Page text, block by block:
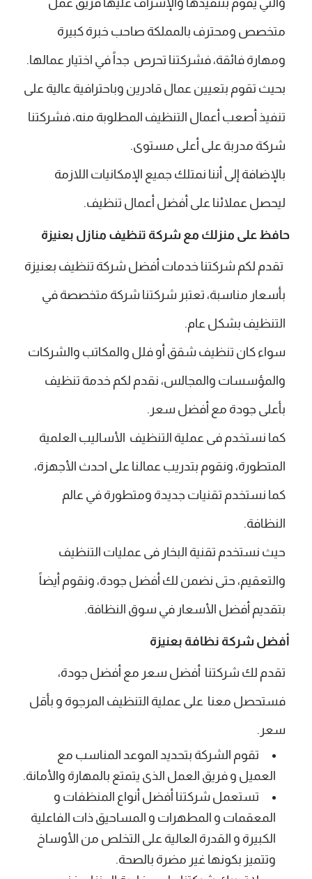
متخصص ومحترف بالمملكة صاحب خبرة كبيرة
ومهارة فائقة، فشركتنا تحرص جداً في اختيار عمالها.
بحيث تقوم بتعيين عمال قادرين وباحترافية عالية على
تنفيذ أصعب أعمال التنظيف المطلوبة منه، فشركتنا
شركة مدربة على أعلى مستوى.
بالإضافة إلى أننا نمتلك جميع الإمكانيات اللازمة
ليحصل عملائنا على أفضل أعمال تنظيف.
حافظ على منزلك مع شركة تنظيف منازل بعنيزة
تقدم لكم شركتنا خدمات أفضل شركة تنظيف بعنيزة
بأسعار مناسبة، تعتبر شركتنا شركة متخصصة في
التنظيف بشكل عام.
سواء كان تنظيف شقق أو فلل والمكاتب والشركات
والمؤسسات والمجالس، نقدم لكم خدمة تنظيف
بأعلى جودة مع أفضل سعر.
كما نستخدم فى عملية التنظيف الأساليب العلمية
المتطورة، ونقوم بتدريب عمالنا على احدث الأجهزة،
كما نستخدم تقنيات جديدة ومتطورة في عالم
النظافة.
حيث نستخدم تقنية البخار فى عمليات التنظيف
والتعقيم، حتى نضمن لك أفضل جودة، ونقوم أيضاً
بتقديم أفضل الأسعار في سوق النظافة.
أفضل شركة نظافة بعنيزة
تقدم لك شركتنا أفضل سعر مع أفضل جودة،
فستحصل معنا على عملية التنظيف المرجوة و بأقل
سعر.
تقوم الشركة بتحديد الموعد المناسب مع
العميل و فريق العمل الذى يتمتع بالمهارة والأمانة.
تستعمل شركتنا أفضل أنواع المنظفات و
المعقمات و المطهرات و المساحيق ذات الفاعلية
الكبيرة و القدرة العالية على التخلص من الأوساخ
وتتميز بكونها غير مضرة بالصحة.